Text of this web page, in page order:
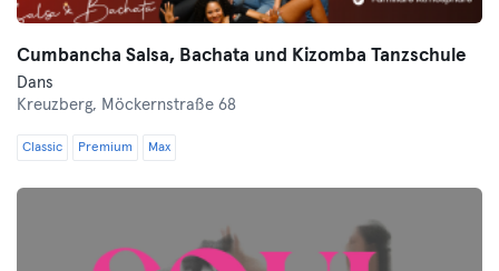
Cumbancha Salsa, Bachata und Kizomba Tanzschule
Dans
Kreuzberg, Möckernstraße 68
Classic Premium Max